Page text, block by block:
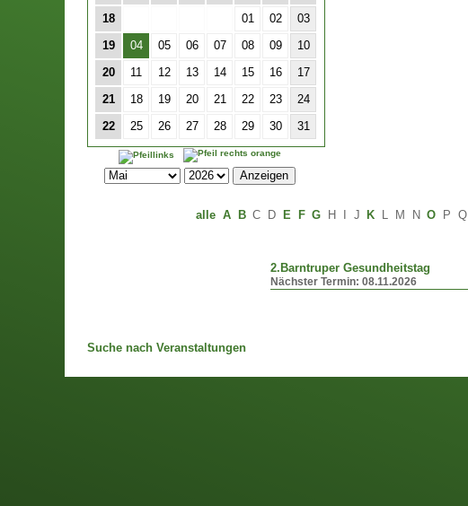
18 01 02 03
19 04 05 06 07 08 09 10
20 11 12 13 14 15 16 17
21 18 19 20 21 22 23 24
22 25 26 27 28 29 30 31
alle A B C D E F G H J K L M N O P Q
2.Barntruper Gesundheitstag
Nächster Termin:08.11.2026
Suche nach Veranstaltungen